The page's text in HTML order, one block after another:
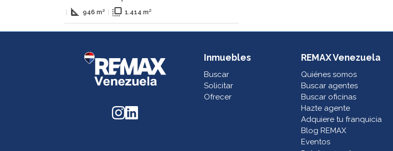
| square_foot 946 m² | flip_to_front 1.414 m²
Inmuebles
Buscar
Solicitar
Ofrecer
REMAX Venezuela
Quiénes somos
Buscar agentes
Buscar oficinas
Hazte agente
Adquiere tu franquicia
Blog REMAX
Eventos